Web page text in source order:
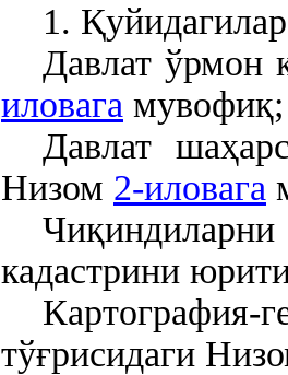
1. Қ
Давлат ўрмон
иловага мувофиқ;
Давлат шаҳ
Низом 2-иловага
Чиқ
кадастрини
тўғрисидаги